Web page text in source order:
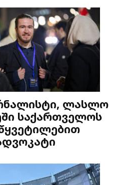
ლასლო
საქართველოს